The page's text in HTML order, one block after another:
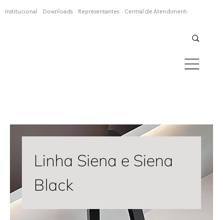
Confira aqui
Institucional Downloads Representantes Central de Atendimento
Linha Siena e Siena
Black